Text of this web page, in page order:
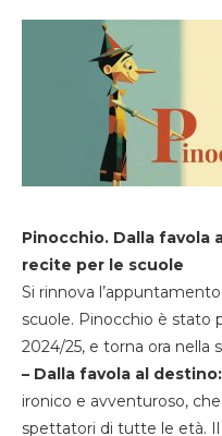
Pinocchio. Dalla favola
recite per le scuole
Si rinnova
scuole. Pinocchio è stato
2024/25, e torna ora nella
– Dalla favola al destino:
ironico e avventuroso,
spettatori di tutte le età. Il